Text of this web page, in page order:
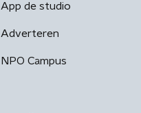
App de studio
Adverteren
NPO Campus